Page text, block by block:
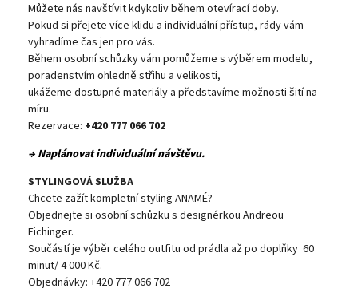
Můžete nás navštívit kdykoliv během otevírací doby.
Pokud si přejete více klidu a individuální přístup, rády vám
vyhradíme čas jen pro vás.
Během osobní schůzky vám pomůžeme s výběrem modelu,
poradenstvím ohledně střihu a velikosti,
ukážeme dostupné materiály a představíme možnosti šití na
míru.
Rezervace: +420 777 066 702
→ Naplánovat individuální návštěvu.
STYLINGOVÁ SLUŽBA
Chcete zažít kompletní styling ANAMÉ?
Objednejte si osobní schůzku s designérkou Andreou
Eichinger.
Součástí je výběr celého outfitu od prádla až po doplňky 60
minut/ 4 000 Kč.
Objednávky: +420 777 066 702